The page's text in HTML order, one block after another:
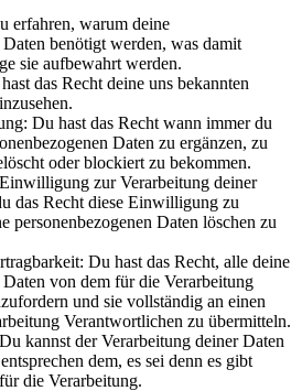
erfahren, warum deine
Daten benötigt werden, was damit
sie aufbewahrt werden.
das Recht deine uns bekannten
Du hast das Recht wann immer du
Daten zu ergänzen, zu
oder blockiert zu bekommen.
zur Verarbeitung deiner
das Recht diese Einwilligung zu
personenbezogenen Daten löschen zu
Du hast das Recht, alle deine
Daten von dem für die Verarbeitung
und sie vollständig an einen
Verantwortlichen zu übermitteln.
kannst der Verarbeitung deiner Daten
dem, es sei denn es gibt
die Verarbeitung.